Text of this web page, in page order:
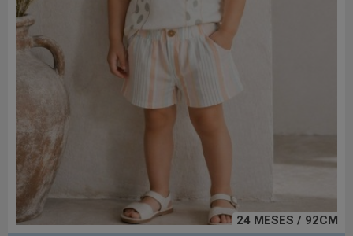
24 MESES / 92CM